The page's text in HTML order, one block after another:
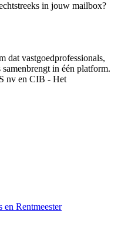
in jouw mailbox?
dat vastgoedprofessionals,
in één platform.
nv en CIB - Het
en Rentmeester